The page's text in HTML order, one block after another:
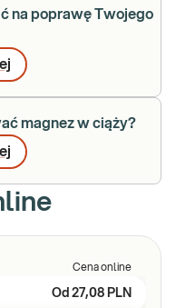
na poprawę Twojego
magnez w ciąży?
Cena online
Od 27,08 PLN